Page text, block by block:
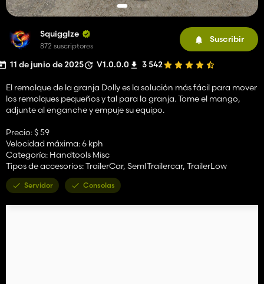
Squigglze
872 suscriptores
Suscribir
11 de junio de 2025 V1.0.0.0 3 542
El remolque de la granja Dolly es la solución más fácil para mover
los remolques pequeños y tal para la granja. Tome el mango,
adjunte al enganche y empuje su equipo.
Precio: $ 59
Velocidad máxima: 6 kph
Categoría: Handtools Misc
Tipos de accesorios: TrailerCar, SemITrailercar, TrailerLow
Servidor Consolas